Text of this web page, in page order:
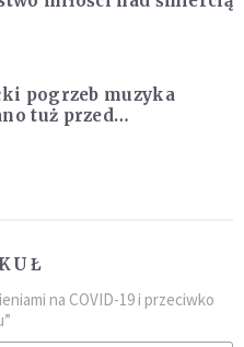
pogrzeb muzyka
tuż przed
Powodem była
na COVID-19 i przeciwko